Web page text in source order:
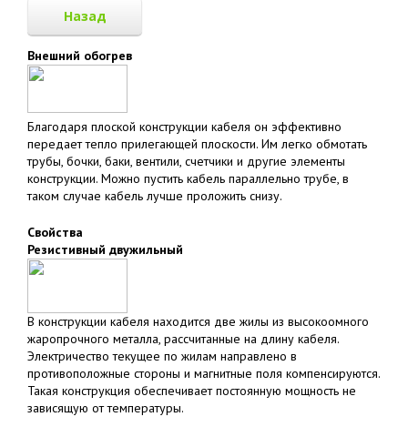
Назад
Внешний обогрев
Благодаря плоской конструкции кабеля он эффективно
передает тепло прилегающей плоскости. Им легко обмотать
трубы, бочки, баки, вентили, счетчики и другие элементы
конструкции. Можно пустить кабель параллельно трубе, в
таком случае кабель лучше проложить снизу.
Свойства
Резистивный двужильный
В конструкции кабеля находится две жилы из высокоомного
жаропрочного металла, рассчитанные на длину кабеля.
Электричество текущее по жилам направлено в
противоположные стороны и магнитные поля компенсируются.
Такая конструкция обеспечивает постоянную мощность не
зависящую от температуры.